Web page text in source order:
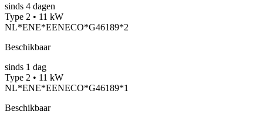
sinds 4 dagen
Type 2 • 11 kW
NL*ENE*EENECO*G46189*2
Beschikbaar
sinds 1 dag
Type 2 • 11 kW
NL*ENE*EENECO*G46189*1
Beschikbaar